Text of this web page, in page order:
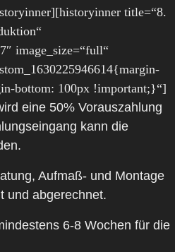
title=“8.
image_size=“full“
bottom: 100px !important;}“]
eine 50% Vorauszahlung
kann die
Aufmaß- und Montage
und abgerechnet.
6-8 Wochen für die